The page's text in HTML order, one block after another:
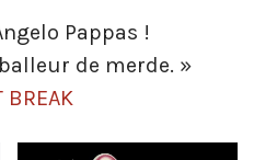
Pappas !
de merde. »
BREAK